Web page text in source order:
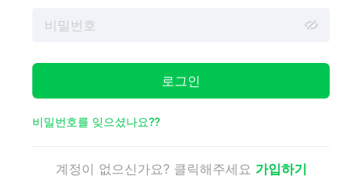
로그인
비밀번호를 잊으셨나요??
계정이 없으신가요? 클릭해주세요 가입하기